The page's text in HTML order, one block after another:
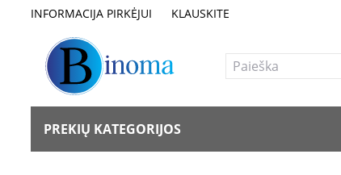
INFORMACIJA PIRKĖJUI KLAUSKITE
PREKIŲ KATEGORIJOS